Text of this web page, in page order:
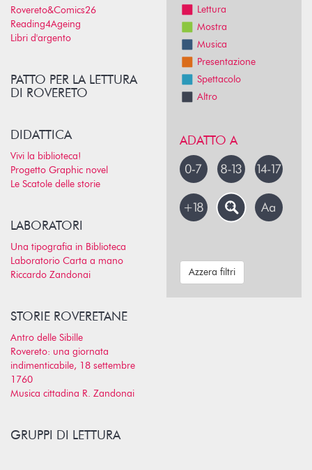
Rovereto&Comics26
Reading4Ageing
Libri d'argento
PATTO PER LA LETTURA
DI ROVERETO
DIDATTICA
Vivi la biblioteca!
Progetto Graphic novel
Le Scatole delle storie
LABORATORI
Una tipografia in Biblioteca
Laboratorio Carta a mano
Riccardo Zandonai
STORIE ROVERETANE
Antro delle Sibille
Rovereto: una giornata
indimenticabile, 18 settembre
1760
Musica cittadina R. Zandonai
GRUPPI DI LETTURA
Lettura
Mostra
Musica
Presentazione
Spettacolo
Altro
ADATTO A
Azzera filtri